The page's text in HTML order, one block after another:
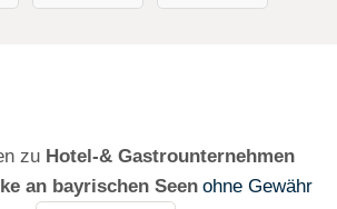
n Lagen
zu Hotel-& Gastrounternehmen
an bayrischen Seen ohne Gewähr